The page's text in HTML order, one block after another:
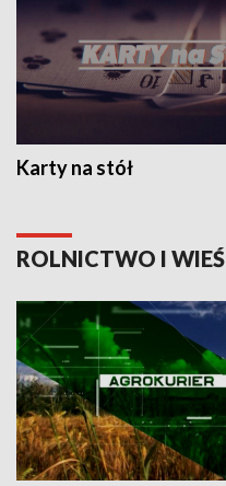
Karty na stół
ROLNICTWO I WIEŚ